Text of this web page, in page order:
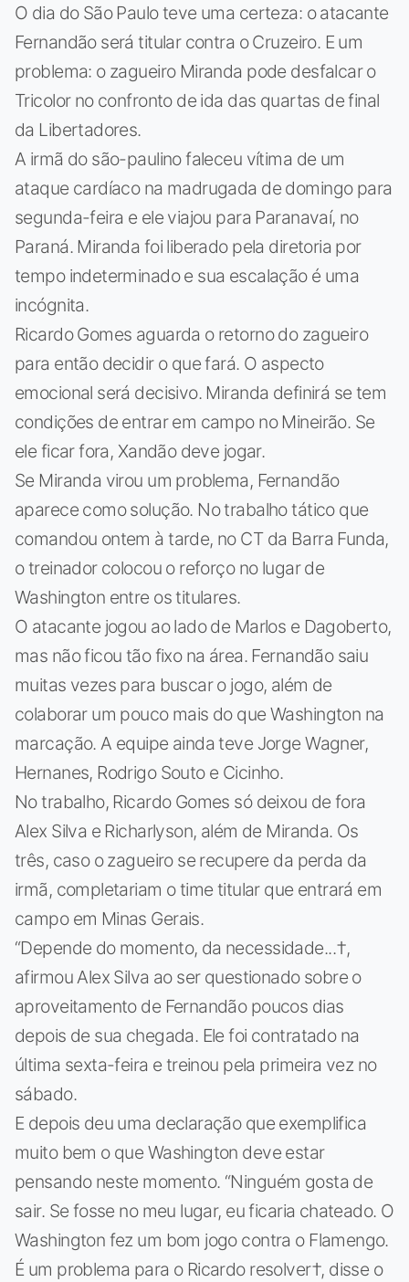
O dia do São Paulo teve uma certeza: o atacante
Fernandão será titular contra o Cruzeiro. E um
problema: o zagueiro Miranda pode desfalcar o
Tricolor no confronto de ida das quartas de final
da Libertadores.
A irmã do são-paulino faleceu vítima de um
ataque cardíaco na madrugada de domingo para
segunda-feira e ele viajou para Paranavaí, no
Paraná. Miranda foi liberado pela diretoria por
tempo indeterminado e sua escalação é uma
incógnita.
Ricardo Gomes aguarda o retorno do zagueiro
para então decidir o que fará. O aspecto
emocional será decisivo. Miranda definirá se tem
condições de entrar em campo no Mineirão. Se
ele ficar fora, Xandão deve jogar.
Se Miranda virou um problema, Fernandão
aparece como solução. No trabalho tático que
comandou ontem à tarde, no CT da Barra Funda,
o treinador colocou o reforço no lugar de
Washington entre os titulares.
O atacante jogou ao lado de Marlos e Dagoberto,
mas não ficou tão fixo na área. Fernandão saiu
muitas vezes para buscar o jogo, além de
colaborar um pouco mais do que Washington na
marcação. A equipe ainda teve Jorge Wagner,
Hernanes, Rodrigo Souto e Cicinho.
No trabalho, Ricardo Gomes só deixou de fora
Alex Silva e Richarlyson, além de Miranda. Os
três, caso o zagueiro se recupere da perda da
irmã, completariam o time titular que entrará em
campo em Minas Gerais.
“Depende do momento, da necessidade...†,
afirmou Alex Silva ao ser questionado sobre o
aproveitamento de Fernandão poucos dias
depois de sua chegada. Ele foi contratado na
última sexta-feira e treinou pela primeira vez no
sábado.
E depois deu uma declaração que exemplifica
muito bem o que Washington deve estar
pensando neste momento. “Ninguém gosta de
sair. Se fosse no meu lugar, eu ficaria chateado. O
Washington fez um bom jogo contra o Flamengo.
É um problema para o Ricardo resolver†, disse o